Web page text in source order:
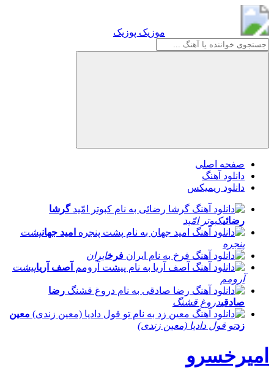
موزیک پوزیک
صفحه اصلی
دانلود آهنگ
دانلود ریمیکس
گرشا
رضائیکبوتر امّید
امید جهانپشت
پنجره
فرخایران
آصف آریاپیشت
آرومم
رضا
صادقیدروغ قشنگ
معین
زدتو قول دادیا (معین زندی)
امیرخسرو